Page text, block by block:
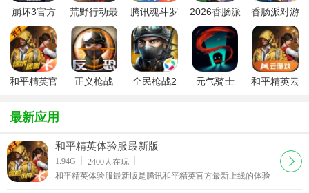
崩坏3官方
版本最新版
本(​狂宴邀
约)
荒野行动最
新版
腾讯魂斗罗
归来下载
2026最新版
2026香肠派
对手机免费
版
香肠派对游
戏正版
和平精英官
新版本
正义枪战
全民枪战2
元气骑士
和平精英云
最新应用
和平精英体验服最新版
1.94G 2400人在玩
和平精英体验服最新版是腾讯和平精英官方最新上线的体验
下载